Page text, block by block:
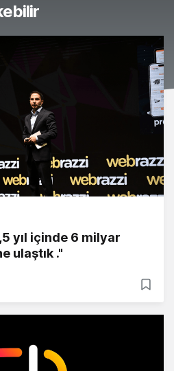
yıl içinde 6 milyar
ulaştık ."